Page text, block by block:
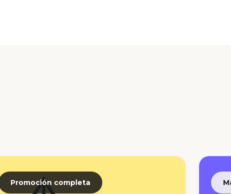
Promoción completa